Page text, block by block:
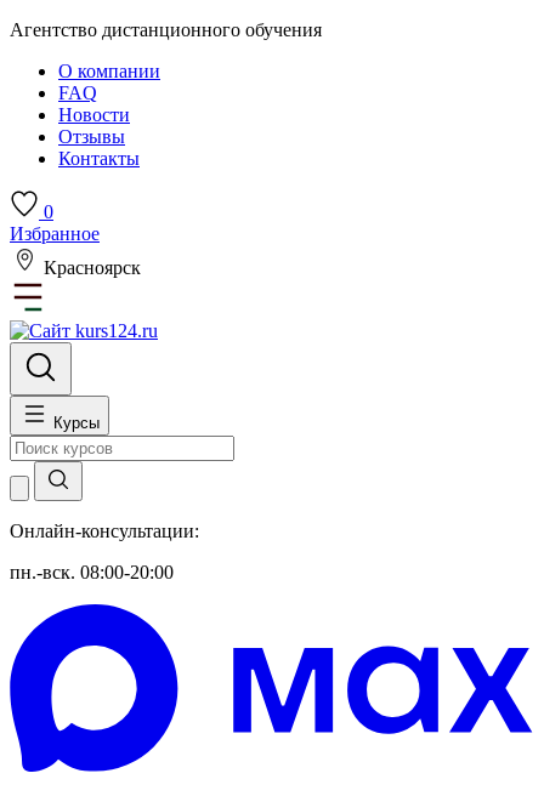
Агентство дистанционного обучения
О компании
FAQ
Новости
Отзывы
Контакты
0
Избранное
Красноярск
Курсы
Онлайн-консультации:
пн.-вск. 08:00-20:00